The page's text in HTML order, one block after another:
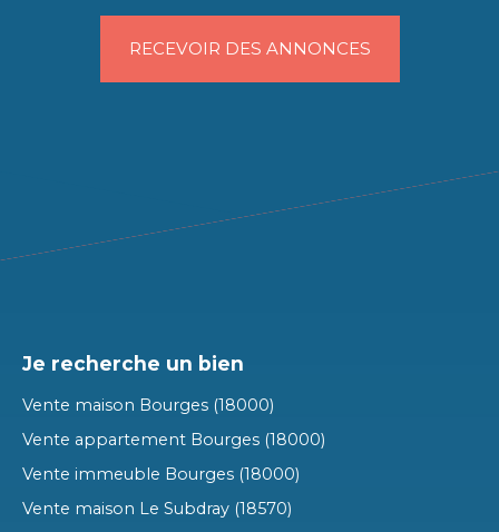
RECEVOIR DES ANNONCES
Je recherche un bien
Vente maison Bourges (18000)
Vente appartement Bourges (18000)
Vente immeuble Bourges (18000)
Vente maison Le Subdray (18570)